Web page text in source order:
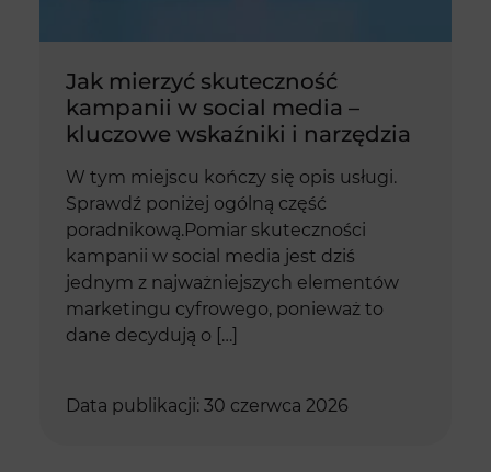
Jak mierzyć skuteczność
kampanii w social media –
kluczowe wskaźniki i narzędzia
W tym miejscu kończy się opis usługi.
Sprawdź poniżej ogólną część
poradnikową.Pomiar skuteczności
kampanii w social media jest dziś
jednym z najważniejszych elementów
marketingu cyfrowego, ponieważ to
dane decydują o […]
Data publikacji: 30 czerwca 2026